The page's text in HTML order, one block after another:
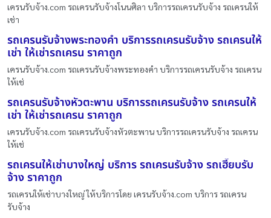
เครนรับจ้าง.com รถเครนรับจ้างโนนศิลา บริการรถเครนรับจ้าง รถเครนให้
เช่า
รถเครนรับจ้างพระทองคำ บริการรถเครนรับจ้าง รถเครนให้
เช่า ให้เช่ารถเครน ราคาถูก
เครนรับจ้าง.com รถเครนรับจ้างพระทองคำ บริการรถเครนรับจ้าง รถเครน
ให้เช่
รถเครนรับจ้างหัวตะพาน บริการรถเครนรับจ้าง รถเครนให้
เช่า ให้เช่ารถเครน ราคาถูก
เครนรับจ้าง.com รถเครนรับจ้างหัวตะพาน บริการรถเครนรับจ้าง รถเครน
ให้เช่
รถเครนให้เช่าบางใหญ่ บริการ รถเครนรับจ้าง รถเฮี๊ยบรับ
จ้าง ราคาถูก
รถเครนให้เช่าบางใหญ่ ให้บริการโดย เครนรับจ้าง.com บริการ รถเครน
รับจ้าง